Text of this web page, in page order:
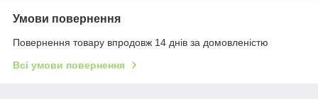
Умови повернення
Повернення товару впродовж 14 днів за домовленістю
Всі умови повернення